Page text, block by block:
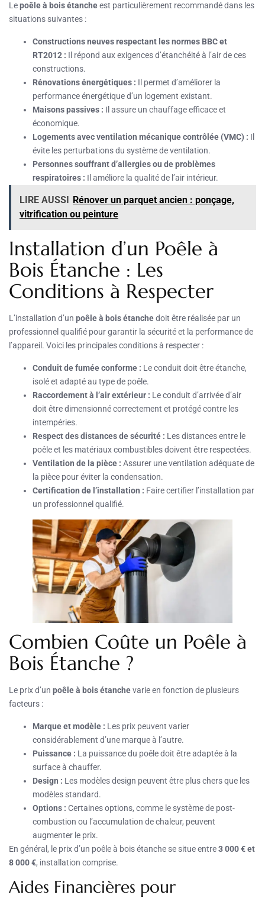
Lepoêle à bois étancheest particulièrement recommandé dans les
situations suivantes :
Constructions neuves respectant les normes BBC et
RT2012 : Il répond aux exigences d’étanchéité à l’air de ces
constructions.
Rénovations énergétiques : Il permet d’améliorer la
performance énergétique d’un logement existant.
Maisons passives : Il assure un chauffage efficace et
économique.
Logements avec ventilation mécanique contrôlée (VMC) : Il
évite les perturbations du système de ventilation.
Personnes souffrant d’allergies ou de problèmes
respiratoires : Il améliore la qualité de l’air intérieur.
LIRE AUSSI
Rénover un parquet ancien : ponçage,
vitrification ou peinture
Installation d’un Poêle à
Bois Étanche : Les
Conditions à Respecter
L’installation d’un poêle à bois étanchedoit être réalisée par un
professionnel qualifié pour garantir la sécurité et la performance de
l’appareil. Voici les principales conditions à respecter :
Conduit de fumée conforme : Le conduit doit être étanche,
isolé et adapté au type de poêle.
Raccordement à l’air extérieur : Le conduit d’arrivée d’air
doit être dimensionné correctement et protégé contre les
intempéries.
Respect des distances de sécurité : Les distances entre le
poêle et les matériaux combustibles doivent être respectées.
Ventilation de la pièce : Assurer une ventilation adéquate de
la pièce pour éviter la condensation.
Certification de l’installation : Faire certifier l’installation par
un professionnel qualifié.
Combien Coûte un Poêle à
Bois Étanche ?
Le prix d’un poêle à bois étanchevarie en fonction de plusieurs
facteurs :
Marque et modèle : Les prix peuvent varier
considérablement d’une marque à l’autre.
Puissance : La puissance du poêle doit être adaptée à la
surface à chauffer.
Design : Les modèles design peuvent être plus chers que les
modèles standard.
Options : Certaines options, comme le système de post-
combustion ou l’accumulation de chaleur, peuvent
augmenter le prix.
En général, le prix d’un poêle à bois étanche se situe entre3 000 € et
8 000 €, installation comprise.
Aides Financières pour